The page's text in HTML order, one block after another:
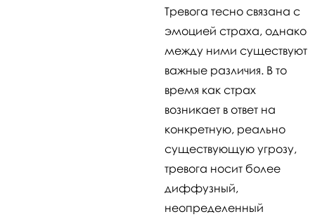
Тревога тесно связана с
эмоцией страха, однако
между ними существуют
важные различия. В то
время как страх
возникает в ответ на
конкретную, реально
существующую угрозу,
тревога носит более
диффузный,
неопределенный